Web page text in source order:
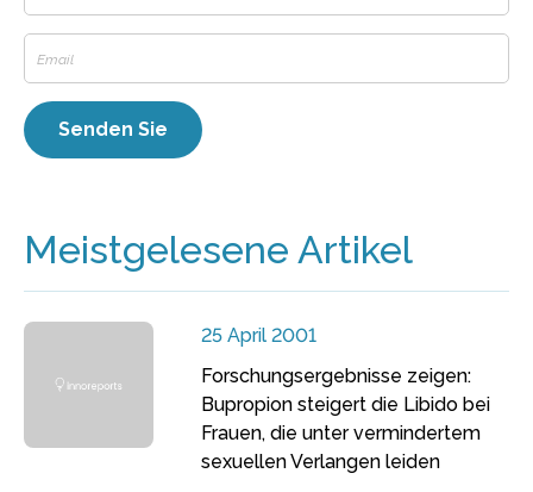
Meistgelesene Artikel
25 April 2001
Forschungsergebnisse zeigen:
Bupropion steigert die Libido bei
Frauen, die unter vermindertem
sexuellen Verlangen leiden